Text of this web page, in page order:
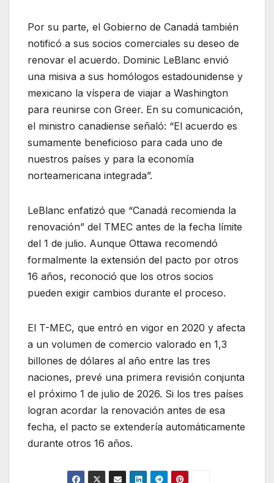
Por su parte, el Gobierno de Canadá también
notificó a sus socios comerciales su deseo de
renovar el acuerdo. Dominic LeBlanc envió
una misiva a sus homólogos estadounidense y
mexicano la víspera de viajar a Washington
para reunirse con Greer. En su comunicación,
el ministro canadiense señaló: “El acuerdo es
sumamente beneficioso para cada uno de
nuestros países y para la economía
norteamericana integrada”.
LeBlanc enfatizó que “Canadá recomienda la
renovación” del TMEC antes de la fecha límite
del 1 de julio. Aunque Ottawa recomendó
formalmente la extensión del pacto por otros
16 años, reconoció que los otros socios
pueden exigir cambios durante el proceso.
El T-MEC, que entró en vigor en 2020 y afecta
a un volumen de comercio valorado en 1,3
billones de dólares al año entre las tres
naciones, prevé una primera revisión conjunta
el próximo 1 de julio de 2026. Si los tres países
logran acordar la renovación antes de esa
fecha, el pacto se extendería automáticamente
durante otros 16 años.